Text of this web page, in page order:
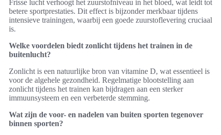
Frisse lucht verhoogt het zuurstofniveau in het bloed, wat leidt tot
betere sportprestaties. Dit effect is bijzonder merkbaar tijdens
intensieve trainingen, waarbij een goede zuurstoflevering cruciaal
is.
Welke voordelen biedt zonlicht tijdens het trainen in de
buitenlucht?
Zonlicht is een natuurlijke bron van vitamine D, wat essentieel is
voor de algehele gezondheid. Regelmatige blootstelling aan
zonlicht tijdens het trainen kan bijdragen aan een sterker
immuunsysteem en een verbeterde stemming.
Wat zijn de voor- en nadelen van buiten sporten tegenover
binnen sporten?